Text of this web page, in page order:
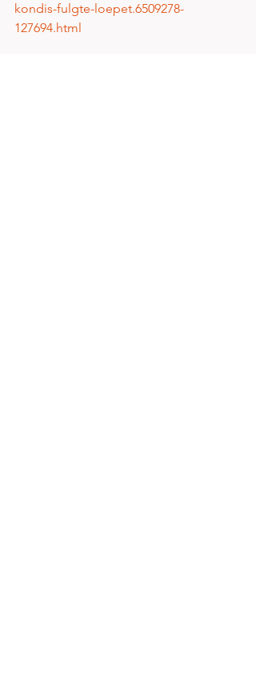
kondis-fulgte-loepet.6509278-
127694.html